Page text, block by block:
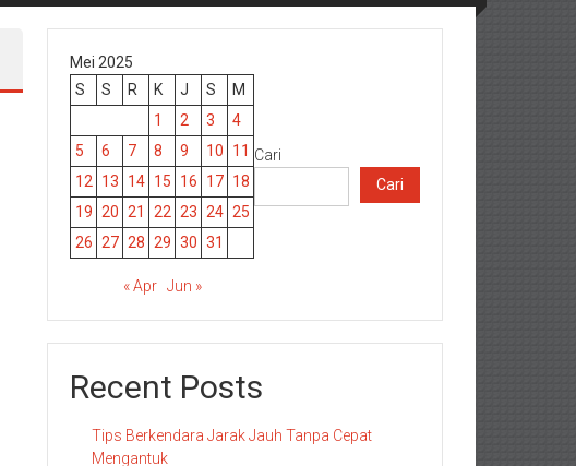
Mei 2025
S
S R K J S
M
1
2 3
4
5
6 7 8 9 10
11
12
13 14 15 16 17 18
19 20 21 22 23 24 25
26 27 28 29 30 31
« Apr Jun »
Cari
Cari
Recent Posts
Tips Berkendara Jarak Jauh Tanpa Cepat
Mengantuk